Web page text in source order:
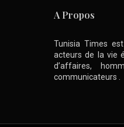
A Propos
Tunisia Times
acteurs de la vie
d’affaires,
communicateurs .